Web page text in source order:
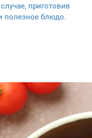
приготовив
полезное блюдо.